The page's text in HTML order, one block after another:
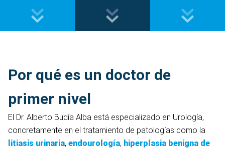
Por qué es un doctor de
primer nivel
El Dr. Alberto Budía Alba está especializado en Urología,
concretamente en el tratamiento de patologías como la
litiasis urinaria, endourología, hiperplasia benigna de